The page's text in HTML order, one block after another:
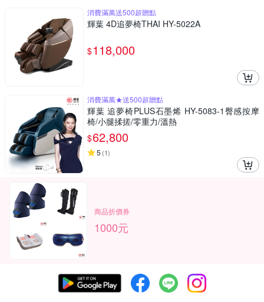
消費滿萬送500超贈點
輝葉 4D追夢椅THAI HY-5022A
$118,000
消費滿萬★送500超贈點
輝葉 追夢椅PLUS石墨烯 HY-5083-1臀感按摩
椅/小腿揉搓/零重力/溫熱
$62,800
5 (1)
商品折價券
1000元